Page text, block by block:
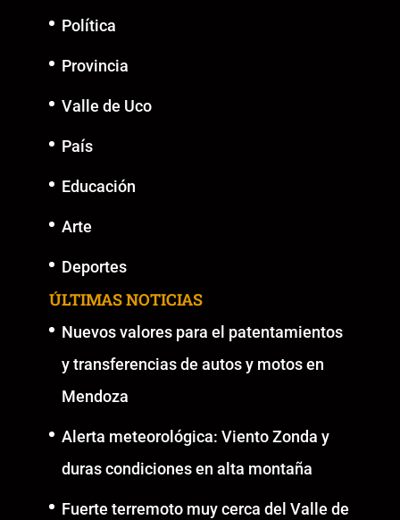
Política
Provincia
Valle de Uco
País
Educación
Arte
Deportes
ÚLTIMAS NOTICIAS
Nuevos valores para el patentamientos
y transferencias de autos y motos en
Mendoza
Alerta meteorológica: Viento Zonda y
duras condiciones en alta montaña
Fuerte terremoto muy cerca del Valle de